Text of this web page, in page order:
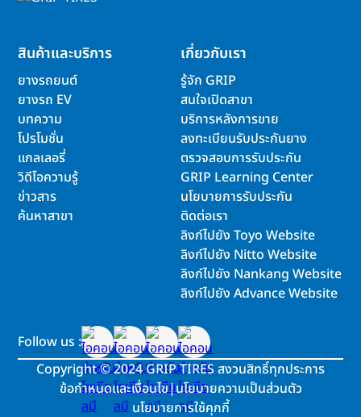
สินค้าและบริการ
ยางรถยนต์
ยางรถ EV
บทความ
โปรโมชั่น
แกลเลอรี่
วิดีโอความรู้
ข่าวสาร
ค้นหาสาขา
เกี่ยวกับเรา
รู้จัก GRIP
สนใจเปิดสาขา
บริการหลังการขาย
ลงทะเบียนรับประกันยาง
ตรวจสอบการรับประกัน
GRIP Learning Center
นโยบายการรับประกัน
ติดต่อเรา
ลิงก์ไปยัง Toyo Website
ลิงก์ไปยัง Nitto Website
ลิงก์ไปยัง Nankang Website
ลิงก์ไปยัง Advance Website
Follow us :
Copyright©2024 GRIP TIRES สงวนสิทธิ์ทุกประการ
ข้อกำหนดและเงื่อนไข|นโยบายความเป็นส่วนตัว
นโยบายการใช้คุกกี้